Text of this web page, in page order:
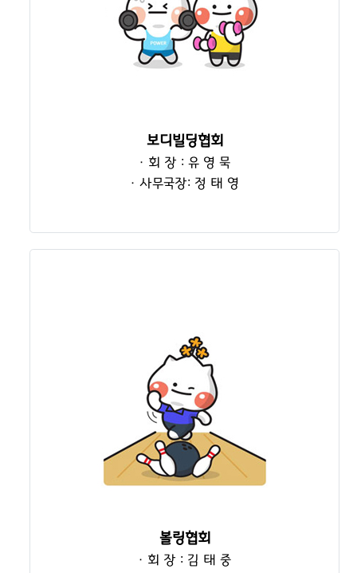
보디빌딩협회
· 회 장 : 유 영 묵
· 사무국장: 정 태 영
볼링협회
· 회 장 : 김 태 중